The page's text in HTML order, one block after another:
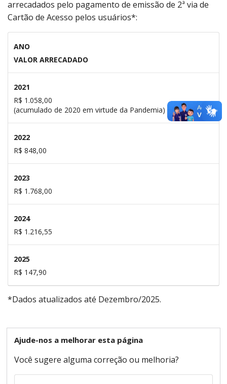
arrecadados pelo pagamento de emissão de 2ª via de
Cartão de Acesso pelos usuários*:
ANO
VALOR ARRECADADO
2021
R$ 1.058,00
(acumulado de 2020 em virtude da Pandemia)
2022
R$ 848,00
2023
R$ 1.768,00
2024
R$ 1.216,55
2025
R$ 147,90
*Dados atualizados até Dezembro/2025.
Ajude-nos a melhorar esta página
Você sugere alguma correção ou melhoria?